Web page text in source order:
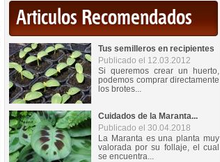
Articulos Recomendados
Tus semilleros en recipientes
Publicado el 12.03.2012
Si queremos crear un huerto,
podemos comprar directamente
los brotes...
Cuidados de la Maranta...
Publicado el 30.04.2018
La Maranta es una planta muy
valorada por su follaje, el cual
se encuentra...